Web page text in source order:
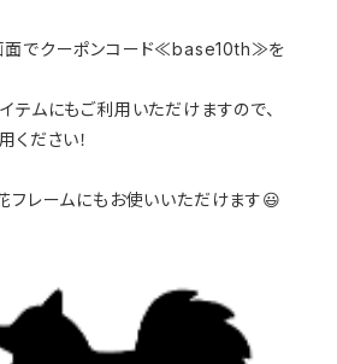
面でクーポンコード≪base10th≫を
テムにもご利用いただけますので、
ださい！
フレームにもお使いいただけます😃